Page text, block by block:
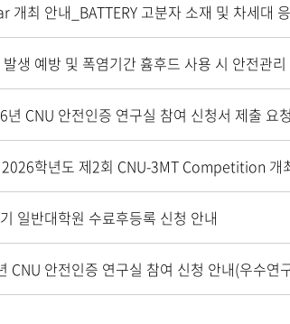
개최 안내_BATTERY 고분자 소재 및 차세대
생 예방 및 폭염기간 흄후드 사용 시 안전관리
CNU 안전인증 연구실 참여 신청서 제출 요청
학년도 제2회 CNU-3MT Competition 개
일반대학원 수료후등록 신청 안내
CNU 안전인증 연구실 참여 신청 안내(우수연